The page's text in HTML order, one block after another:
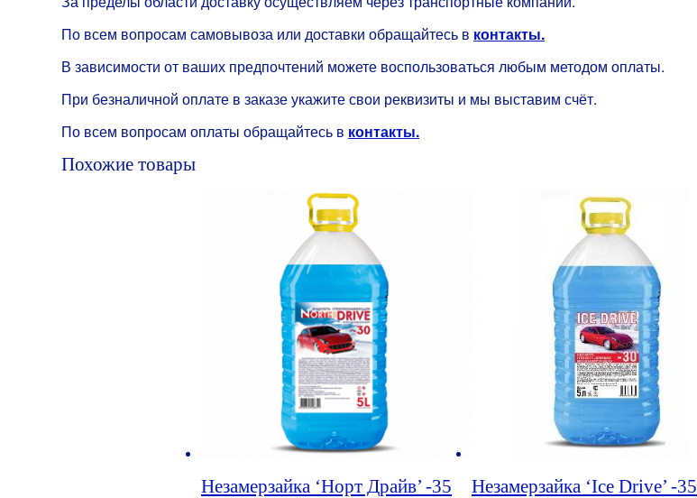
По всем вопросам самовывоза или доставки обращайтесь в контакты.
В зависимости от ваших предпочтений можете воспользоваться любым методом оплаты.
При безналичной оплате в заказе укажите свои реквизиты и мы выставим счёт.
По всем вопросам оплаты обращайтесь в контакты.
Похожие товары
Незамерзайка ‘Норт Драйв’ -35 Незамерзайка ‘Ice Drive’ -35